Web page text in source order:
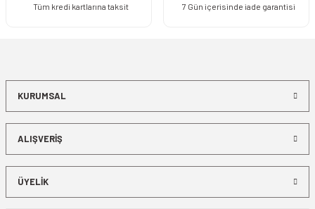
Tüm kredi kartlarına taksit 7 Gün içerisinde iade garantisi
KURUMSAL
ALIŞVERİŞ
ÜYELİK